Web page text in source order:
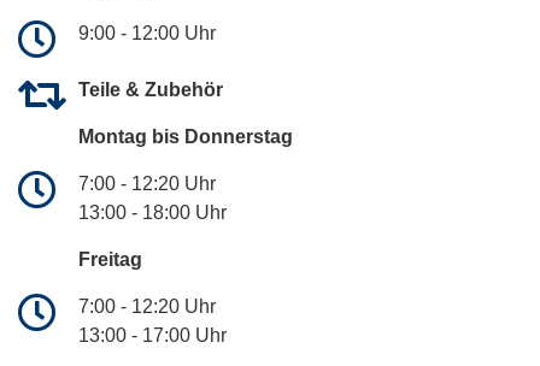
9:00 - 12:00 Uhr
Teile & Zubehör
Montag bis Donnerstag
7:00 - 12:20 Uhr
13:00 - 18:00 Uhr
Freitag
7:00 - 12:20 Uhr
13:00 - 17:00 Uhr